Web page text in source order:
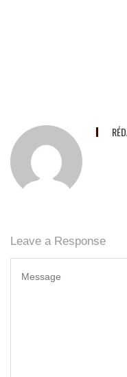
Leave a Response